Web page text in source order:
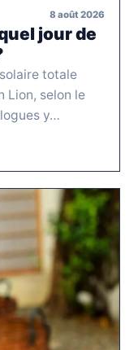
8 août 2026
jour de
totale
Lion, selon le
y…